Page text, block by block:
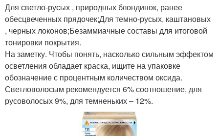
Для светло-русых , природных блондинок, ранее
обесцвеченных прядочек;Для темно-русых, каштановых
, черных локонов;Безаммиачные составы для итоговой
тонировки покрытия.
На заметку. Чтобы понять, насколько сильным эффектом
осветления обладает краска, ищите на упаковке
обозначение с процентным количеством оксида.
Светловолосым рекомендуется 6% соотношение, для
русоволосых 9%, для темненьких – 12%.